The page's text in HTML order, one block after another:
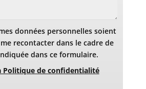
données personnelles soient
recontacter dans le cadre de
dans ce formulaire.
Politique de confidentialité